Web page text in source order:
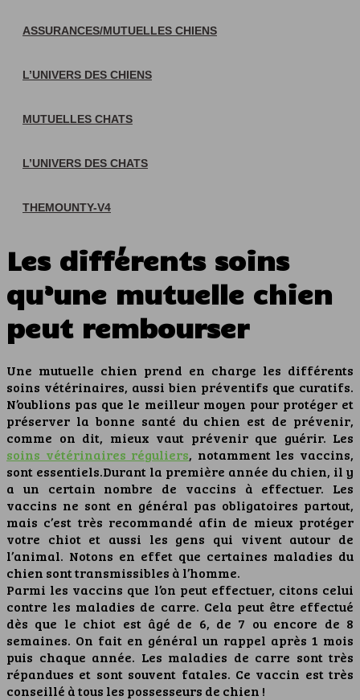
ASSURANCES/MUTUELLES CHIENS
L’UNIVERS DES CHIENS
MUTUELLES CHATS
L’UNIVERS DES CHATS
THEMOUNTY-V4
Les différents soins
qu’une mutuelle chien
peut rembourser
Une mutuelle chien prend en charge les différents
soins vétérinaires, aussi bien préventifs que curatifs.
N’oublions pas que le meilleur moyen pour protéger et
préserver la bonne santé du chien est de prévenir,
comme on dit, mieux vaut prévenir que guérir. Les
soins vétérinaires réguliers, notamment les vaccins,
sont essentiels.Durant la première année du chien, il y
a un certain nombre de vaccins à effectuer. Les
vaccins ne sont en général pas obligatoires partout,
mais c’est très recommandé afin de mieux protéger
votre chiot et aussi les gens qui vivent autour de
l’animal. Notons en effet que certaines maladies du
chien sont transmissibles à l’homme.
Parmi les vaccins que l’on peut effectuer, citons celui
contre les maladies de carre. Cela peut être effectué
dès que le chiot est âgé de 6, de 7 ou encore de 8
semaines. On fait en général un rappel après 1 mois
puis chaque année. Les maladies de carre sont très
répandues et sont souvent fatales. Ce vaccin est très
conseillé à tous les possesseurs de chien !